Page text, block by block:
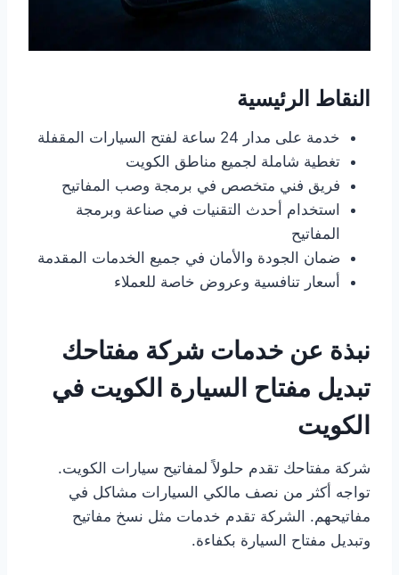
النقاط الرئيسية
خدمة على مدار 24 ساعة لفتح السيارات المقفلة
تغطية شاملة لجميع مناطق الكويت
فريق فني متخصص في برمجة وصب المفاتيح
استخدام أحدث التقنيات في صناعة وبرمجة
المفاتيح
ضمان الجودة والأمان في جميع الخدمات المقدمة
أسعار تنافسية وعروض خاصة للعملاء
نبذة عن خدمات شركة مفتاحك
تبديل مفتاح السيارة الكويت في
الكويت
شركة مفتاحك تقدم حلولاً لمفاتيح سيارات الكويت.
تواجه أكثر من نصف مالكي السيارات مشاكل في
مفاتيحهم. الشركة تقدم خدمات مثل نسخ مفاتيح
وتبديل مفتاح السيارة بكفاءة.